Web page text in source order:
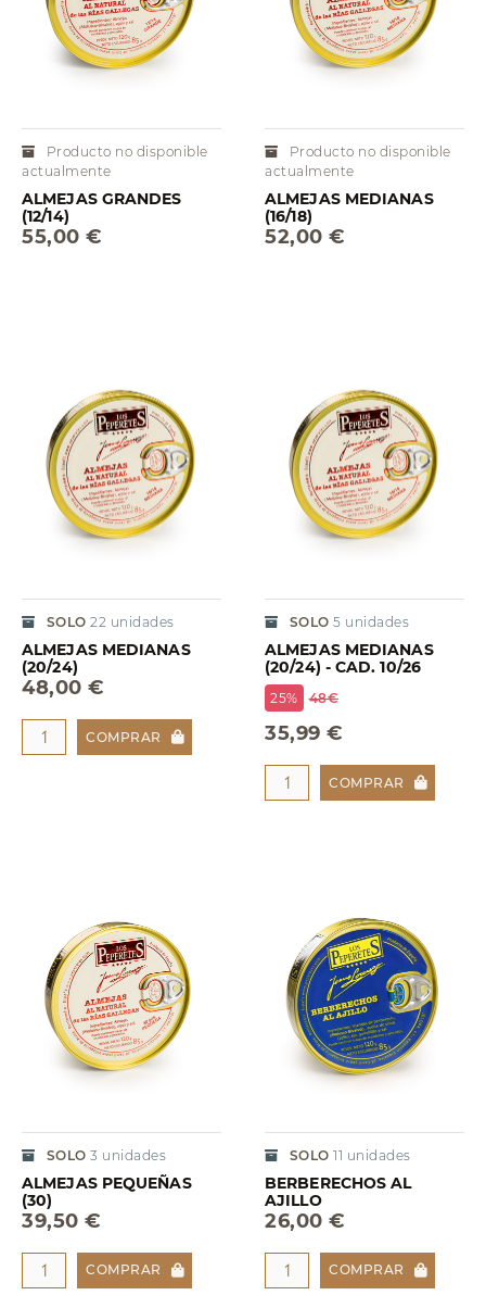
Producto no disponible
actualmente
ALMEJAS GRANDES
(12/14)
55,00 €
Producto no disponible
actualmente
ALMEJAS MEDIANAS
(16/18)
52,00 €
SOLO 22 unidades
ALMEJAS MEDIANAS
(20/24)
48,00 €
COMPRAR
SOLO 5 unidades
ALMEJAS MEDIANAS
(20/24) - CAD. 10/26
25% 48€
35,99 €
COMPRAR
SOLO 3 unidades
ALMEJAS PEQUEÑAS
(30)
39,50 €
COMPRAR
SOLO 11 unidades
BERBERECHOS AL
AJILLO
26,00 €
COMPRAR